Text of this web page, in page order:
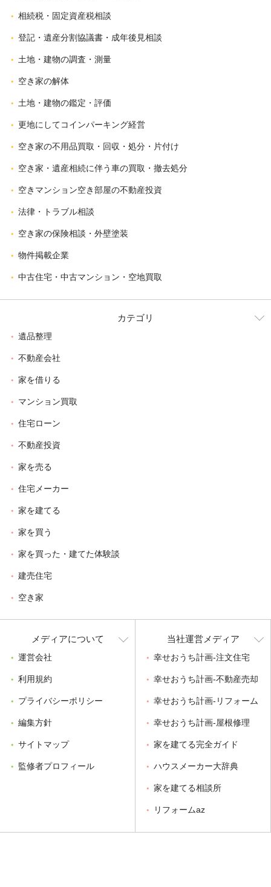
相続税・固定資産税相談
登記・遺産分割協議書・成年後見相談
土地・建物の調査・測量
空き家の解体
土地・建物の鑑定・評価
更地にしてコインパーキング経営
空き家の不用品買取・回収・処分・片付け
空き家・遺産相続に伴う車の買取・撤去処分
空きマンション空き部屋の不動産投資
法律・トラブル相談
空き家の保険相談・外壁塗装
物件掲載企業
中古住宅・中古マンション・空地買取
カテゴリ
遺品整理
不動産会社
家を借りる
マンション買取
住宅ローン
不動産投資
家を売る
住宅メーカー
家を建てる
家を買う
家を買った・建てた体験談
建売住宅
空き家
メディアについて
運営会社
利用規約
プライバシーポリシー
編集方針
サイトマップ
監修者プロフィール
当社運営メディア
幸せおうち計画-注文住宅
幸せおうち計画-不動産売却
幸せおうち計画-リフォーム
幸せおうち計画-屋根修理
家を建てる完全ガイド
ハウスメーカー大辞典
家を建てる相談所
リフォームaz